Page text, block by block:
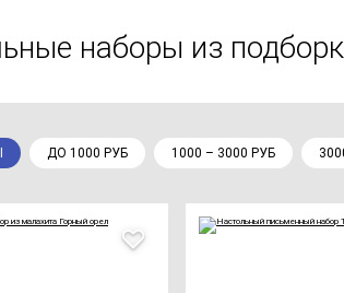
наборы из
ДО 1000 РУБ 1000 – 3000 РУБ